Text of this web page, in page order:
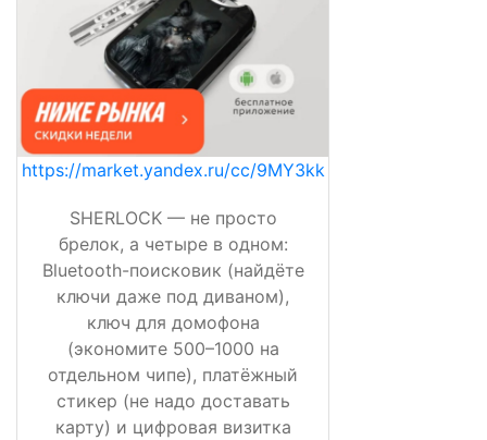
https://market.yandex.ru/cc/9MY3kk
SHERLOCK — не просто
брелок, а четыре в одном:
Bluetooth-поисковик (найдёте
ключи даже под диваном),
ключ для домофона
(экономите 500–1000 на
отдельном чипе), платёжный
стикер (не надо доставать
карту) и цифровая визитка